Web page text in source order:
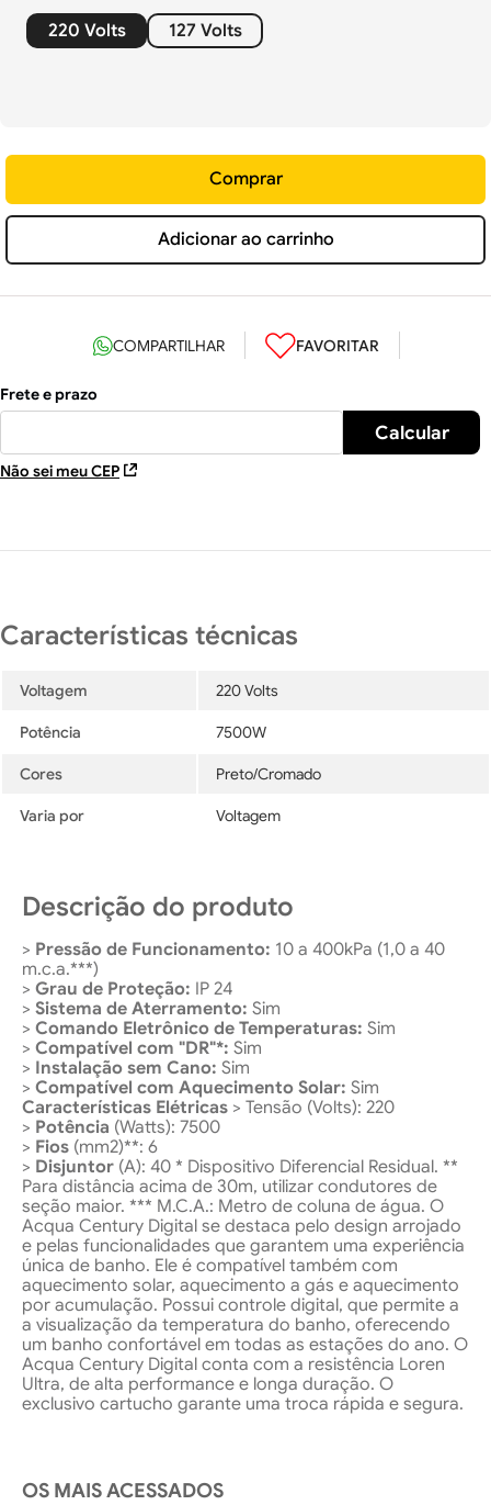
220 Volts
127 Volts
Adicionar ao carrinho
Comprar
Não sei meu CEP
Voltagem 220 Volts
Potência 7500W
Cores Preto/Cromado
Varia por Voltagem
Descrição do produto
> Pressão de Funcionamento: 10 a 400kPa (1,0 a 40
m.c.a.***)
> Grau de Proteção: IP 24
> Sistema de Aterramento: Sim
> Comando Eletrônico de Temperaturas: Sim
> Compatível com "DR"*: Sim
> Instalação sem Cano: Sim
> Compatível com Aquecimento Solar: Sim
Características Elétricas > Tensão (Volts): 220
> Potência (Watts): 7500
> Fios (mm2)**: 6
> Disjuntor (A): 40 * Dispositivo Diferencial Residual. **
Para distância acima de 30m, utilizar condutores de
seção maior. *** M.C.A.: Metro de coluna de água. O
Acqua Century Digital se destaca pelo design arrojado
e pelas funcionalidades que garantem uma experiência
única de banho. Ele é compatível também com
aquecimento solar, aquecimento a gás e aquecimento
por acumulação. Possui controle digital, que permite a
a visualização da temperatura do banho, oferecendo
um banho confortável em todas as estações do ano. O
Acqua Century Digital conta com a resistência Loren
Ultra, de alta performance e longa duração. O
exclusivo cartucho garante uma troca rápida e segura.
OS MAIS ACESSADOS